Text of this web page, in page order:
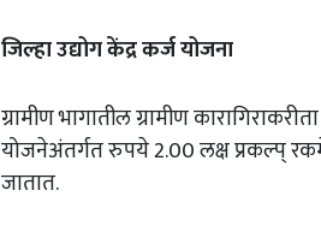
जिल्हा उद्योग केंद्र कर्ज योजना
ग्रामीण भागातील ग्रामीण
योजनेअंतर्गत रुपये 2.00 लक्ष प्रकल्प्
जातात.